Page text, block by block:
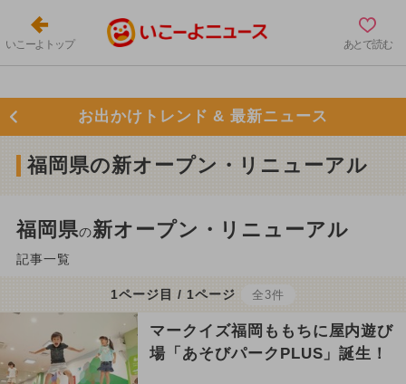
いこーよトップ あとで読む
お出かけトレンド & 最新ニュース
福岡県の新オープン・リニューアル
福岡県の新オープン・リニューアル
記事一覧
1ページ目 / 1ページ 全3件
マークイズ福岡ももちに屋内遊び
場「あそびパークPLUS」誕生！